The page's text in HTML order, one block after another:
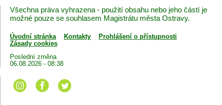
Všechna práva vyhrazena - použití obsahu nebo jeho částí je
možné pouze se souhlasem Magistrátu města Ostravy.
Úvodní stránka Kontakty
Prohlášení o přístupnosti
Zásady cookies
Poslední změna
06.08.2026 - 08:38